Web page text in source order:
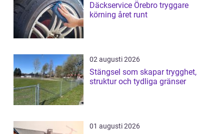
Däckservice Örebro tryggare
körning året runt
02 augusti 2026
Stängsel som skapar trygghet,
struktur och tydliga gränser
01 augusti 2026